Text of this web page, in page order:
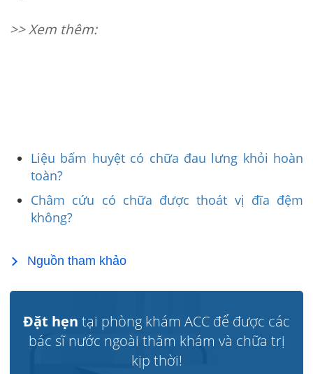
>> Xem thêm:
Liệu bấm huyệt có chữa đau lưng khỏi hoàn
toàn?
Châm cứu có chữa được thoát vị đĩa đệm
không?
Nguồn tham khảo
Đặt hẹn tại phòng khám ACC để được các
bác sĩ nước ngoài thăm khám và chữa trị
kịp thời!